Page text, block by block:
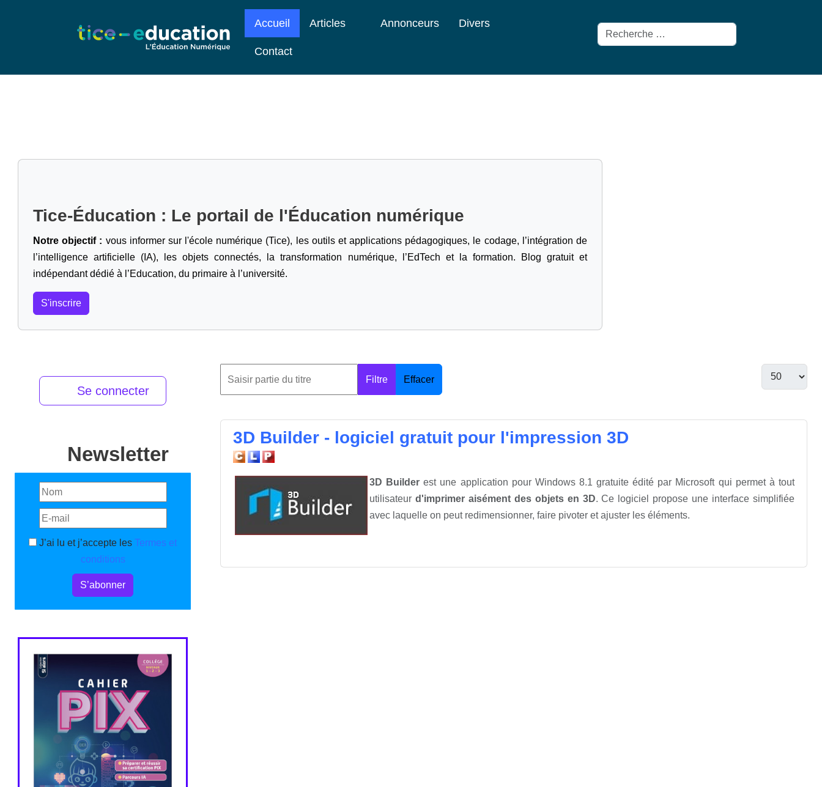
Accueil Articles Annonceurs Divers
Contact
Rechercher
Tice-Éducation : Le portail de l'Éducation numérique
Notre objectif : vous informer sur l'école numérique (Tice), les outils et applications pédagogiques, le codage,
l’intégration de
l’intelligence artificielle (IA), les objets connectés, la transformation numérique, l’EdTech et la formation. Blog gratuit et
indépendant dédié à l’Education, du primaire à l’université.
S'inscrire
Se connecter
Newsletter
J’ai lu et j’accepte les Termes et
conditions
S’abonner
Filtre Effacer
3D Builder - logiciel gratuit pour l'impression 3D
3D Builder est une application pour Windows 8.1 gratuite édité par Microsoft qui permet à tout
utilisateur d'imprimer aisément des objets en 3D. Ce logiciel propose une interface simplifiée
avec laquelle on peut redimensionner, faire pivoter et ajuster les éléments.